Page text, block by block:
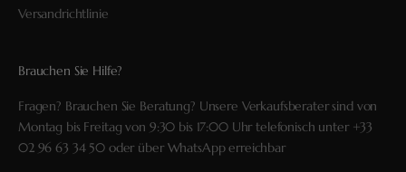
Versandrichtlinie
Brauchen Sie Hilfe?
Fragen? Brauchen Sie Beratung? Unsere Verkaufsberater sind von
Montag bis Freitag von 9:30 bis 17:00 Uhr telefonisch unter +33
02 96 63 34 50 oder überWhatsApperreichbar